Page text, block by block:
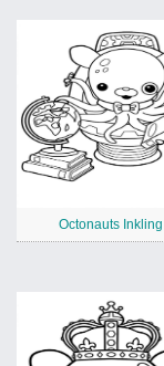
Octonauts Inkling